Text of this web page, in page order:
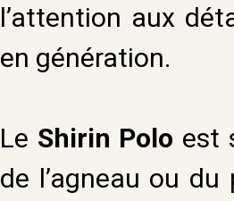
l’attention aux
en génération.
Le Shirin Polo est
de l’agneau ou